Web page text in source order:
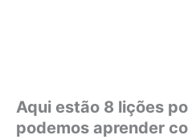
Aqui estão 8 lições
podemos aprender